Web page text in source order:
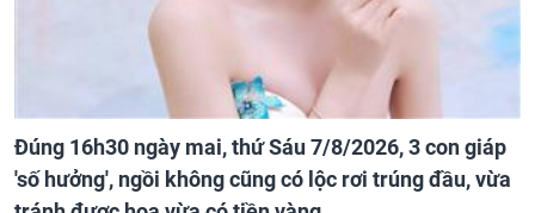
Đúng 16h30 ngày mai, thứ Sáu 7/8/2026, 3 con giáp
'số hưởng', ngồi không cũng có lộc rơi trúng đầu, vừa